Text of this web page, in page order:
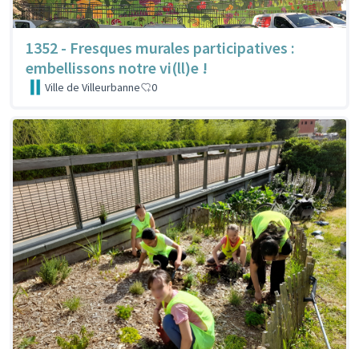
1352 - Fresques murales participatives :
embellissons notre vi(ll)e !
Ville de Villeurbanne 0